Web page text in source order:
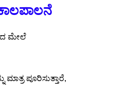
ಮೇಲೆ
ಪೂರಿಸುತ್ತಾರೆ,